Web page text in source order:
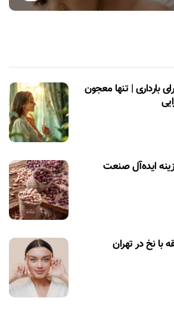
بارداری | تنها معجون
ایده‌آل صنعت